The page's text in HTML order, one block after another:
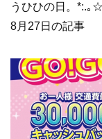
うひひの日。*:.｡
8月27日の記事